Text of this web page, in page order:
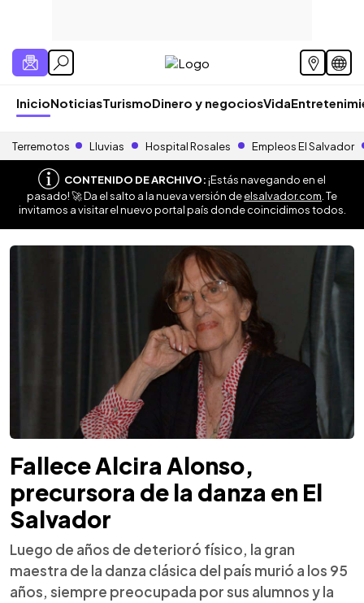
InicioNoticiasTurismoDinero y negociosVida
Terremotos Lluvias Hospital Rosales Empleos El Salvador
CONTENIDO DE ARCHIVO:¡Estás navegando en el
pasado! 🚀 Da el salto a la nueva versión deelsalvador.com . Te
invitamos a visitar el nuevo portal país donde coincidimos todos.
Fallece Alcira Alonso,
precursora de la danza en El
Salvador
Luego de años de deterioró físico, la gran
maestra de la danza clásica del país murió a los 95
años, siempre preocupada por sus alumnos y la